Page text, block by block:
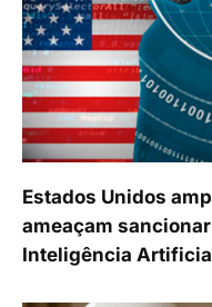
Estados Unidos
ameaçam
Inteligência